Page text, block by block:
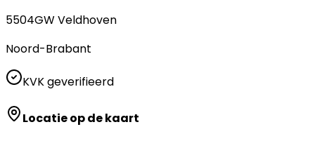
5504GWVeldhoven
Noord-Brabant
KVK geverifieerd
Locatie op de kaart